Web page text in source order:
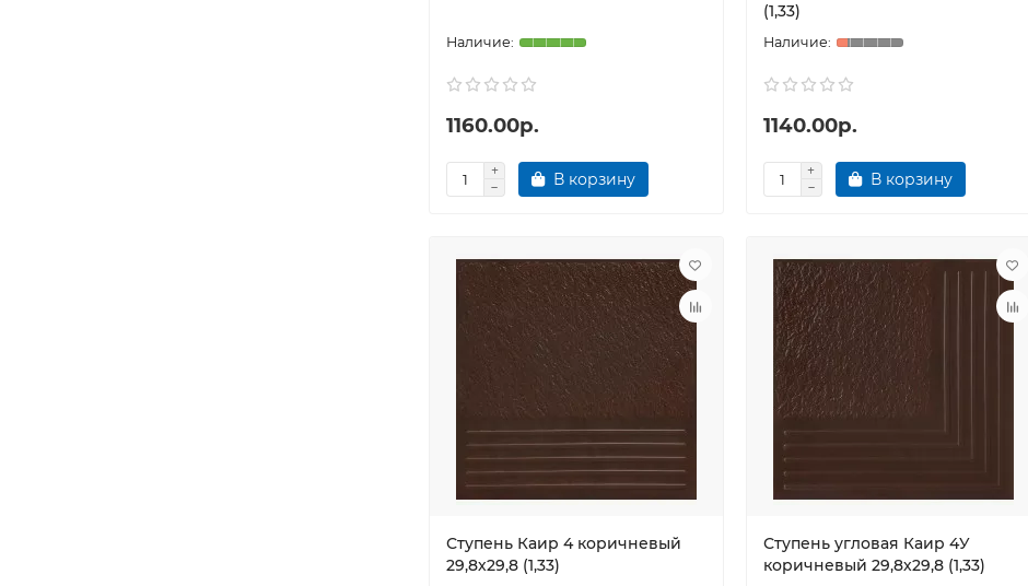
1160.00р.
В корзину
(1,33)
1140.00р.
В корзину
Ступень Каир 4 коричневый
29,8х29,8 (1,33)
Ступень угловая Каир 4У
коричневый 29,8х29,8 (1,33)